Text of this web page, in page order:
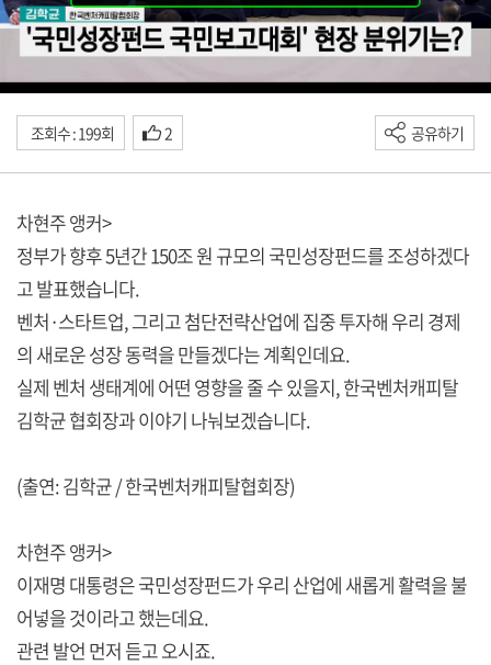
조회수 : 199회 2 공유하기
차현주 앵커>
정부가 향후 5년간 150조 원 규모의 국민성장펀드를 조성하겠다
고 발표했습니다.
벤처·스타트업, 그리고 첨단전략산업에 집중 투자해 우리 경제
의 새로운 성장 동력을 만들겠다는 계획인데요.
실제 벤처 생태계에 어떤 영향을 줄 수 있을지, 한국벤처캐피탈
김학균 협회장과 이야기 나눠보겠습니다.
(출연: 김학균 / 한국벤처캐피탈협회장)
차현주 앵커>
이재명 대통령은 국민성장펀드가 우리 산업에 새롭게 활력을 불
어넣을 것이라고 했는데요.
관련 발언 먼저 듣고 오시죠.